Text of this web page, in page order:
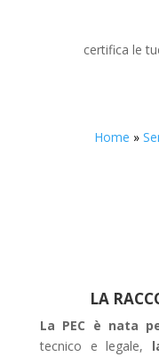
certifica le
Home »
LA
La PEC è nata
tecnico e legale,